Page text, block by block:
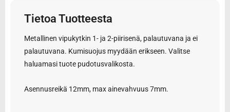
Tietoa Tuotteesta
Metallinen vipukytkin 1- ja 2-piirisenä, palautuvana ja ei
palautuvana. Kumisuojus myydään erikseen. Valitse
haluamasi tuote pudotusvalikosta.
Asennusreikä 12mm, max ainevahvuus 7mm.